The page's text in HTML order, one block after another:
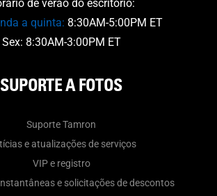
de verão do escritório:
a quinta: 8:30AM-5:00PM ET
Sex: 8:30AM-3:00PM ET
SUPORTE A FOTOS
Suporte Tamron
e atualizações de serviços
VIP e registro
e solicitações de descontos